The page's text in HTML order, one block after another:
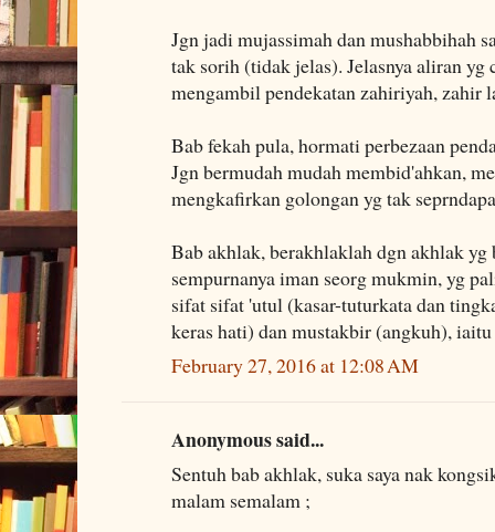
Jgn jadi mujassimah dan mushabbihah
tak sorih (tidak jelas). Jelasnya aliran yg
mengambil pendekatan zahiriyah, zahir
Bab fekah pula, hormati perbezaan
Jgn bermudah mudah membid'ahkan,
mengkafirkan golongan yg tak
Bab akhlak, berakhlaklah dgn akhlak
sempurnanya iman seorg mukmin, yg
sifat sifat 'utul (kasar-tuturkata dan
keras hati) dan mustakbir (angkuh),
February 27, 2016 at 12:08 AM
Anonymous said...
Sentuh bab akhlak, suka saya nak
malam semalam ;